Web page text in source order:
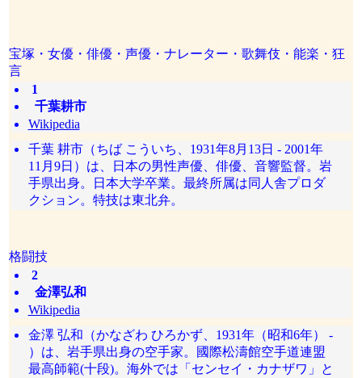
宝塚・女優・俳優・声優・ナレーター・歌舞伎・能楽・狂
言
1
千葉耕市
Wikipedia
千葉 耕市（ちば こういち、1931年8月13日 - 2001年
11月9日）は、日本の男性声優、俳優、音響監督。岩
手県出身。日本大学卒業。最終所属は同人舎プロダ
クション。特技は東北弁。
格闘技
2
金澤弘和
Wikipedia
金澤 弘和（かなざわ ひろかず、1931年（昭和6年） -
）は、岩手県出身の空手家。國際松濤館空手道連盟
最高師範(十段)。海外では「センセイ・カナザワ」と